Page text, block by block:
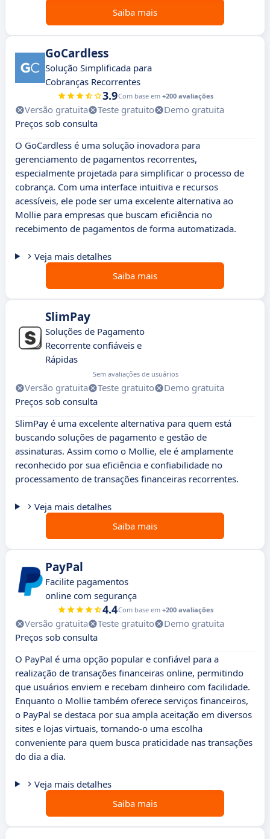
Saiba mais
GoCardless
Solução Simplificada para
Cobranças Recorrentes
3.9Com base em +200 avaliações
Versão gratuita Teste gratuito
Demo gratuita
Preços sob consulta
O GoCardless é uma solução inovadora para
gerenciamento de pagamentos recorrentes,
especialmente projetada para simplificar o processo de
cobrança. Com uma interface intuitiva e recursos
acessíveis, ele pode ser uma excelente alternativa ao
Mollie para empresas que buscam eficiência no
recebimento de pagamentos de forma automatizada.
Veja mais detalhes
Saiba mais
SlimPay
Soluções de Pagamento
Recorrente confiáveis e
Rápidas
Sem avaliações de usuários
Versão gratuita Teste gratuito
Demo gratuita
Preços sob consulta
SlimPay é uma excelente alternativa para quem está
buscando soluções de pagamento e gestão de
assinaturas. Assim como o Mollie, ele é amplamente
reconhecido por sua eficiência e confiabilidade no
processamento de transações financeiras recorrentes.
Veja mais detalhes
Saiba mais
PayPal
Facilite pagamentos
online com segurança
4.4Com base em +200 avaliações
Versão gratuita Teste gratuito
Demo gratuita
Preços sob consulta
O PayPal é uma opção popular e confiável para a
realização de transações financeiras online, permitindo
que usuários enviem e recebam dinheiro com facilidade.
Enquanto o Mollie também oferece serviços financeiros,
o PayPal se destaca por sua ampla aceitação em diversos
sites e lojas virtuais, tornando-o uma escolha
conveniente para quem busca praticidade nas transações
do dia a dia.
Veja mais detalhes
Saiba mais